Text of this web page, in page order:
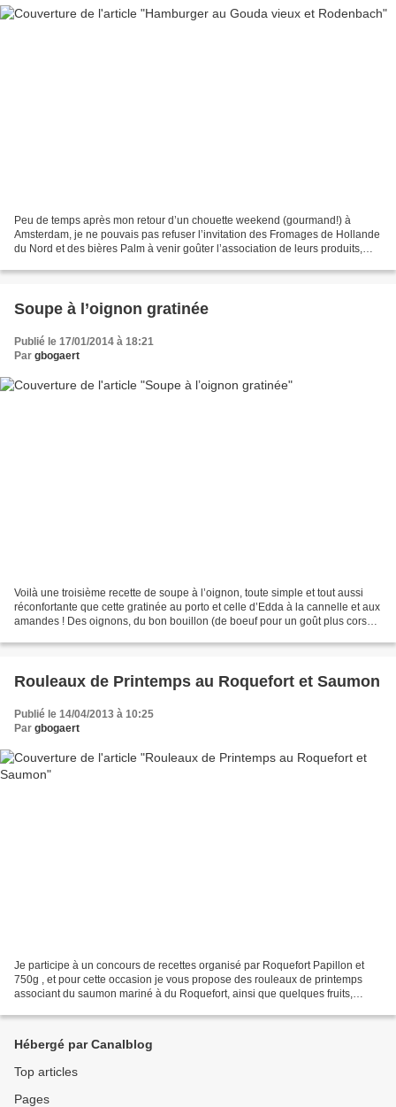
Peu de temps après mon retour d’un chouette weekend (gourmand!) à
Amsterdam, je ne pouvais pas refuser l’invitation des Fromages de Hollande
du Nord et des bières Palm à venir goûter l’association de leurs produits,
Soupe à l’oignon gratinée
Publié le 17/01/2014 à 18:21
Par gbogaert
Voilà une troisième recette de soupe à l’oignon, toute simple et tout aussi
réconfortante que cette gratinée au porto et celle d’Edda à la cannelle et aux
amandes ! Des oignons, du bon bouillon (de boeuf pour un goût plus corsé),
Rouleaux de Printemps au Roquefort et Saumon
Publié le 14/04/2013 à 10:25
Par gbogaert
Je participe à un concours de recettes organisé par Roquefort Papillon et
750g , et pour cette occasion je vous propose des rouleaux de printemps
associant du saumon mariné à du Roquefort, ainsi que quelques fruits,
Hébergé par Canalblog
Top articles
Pages